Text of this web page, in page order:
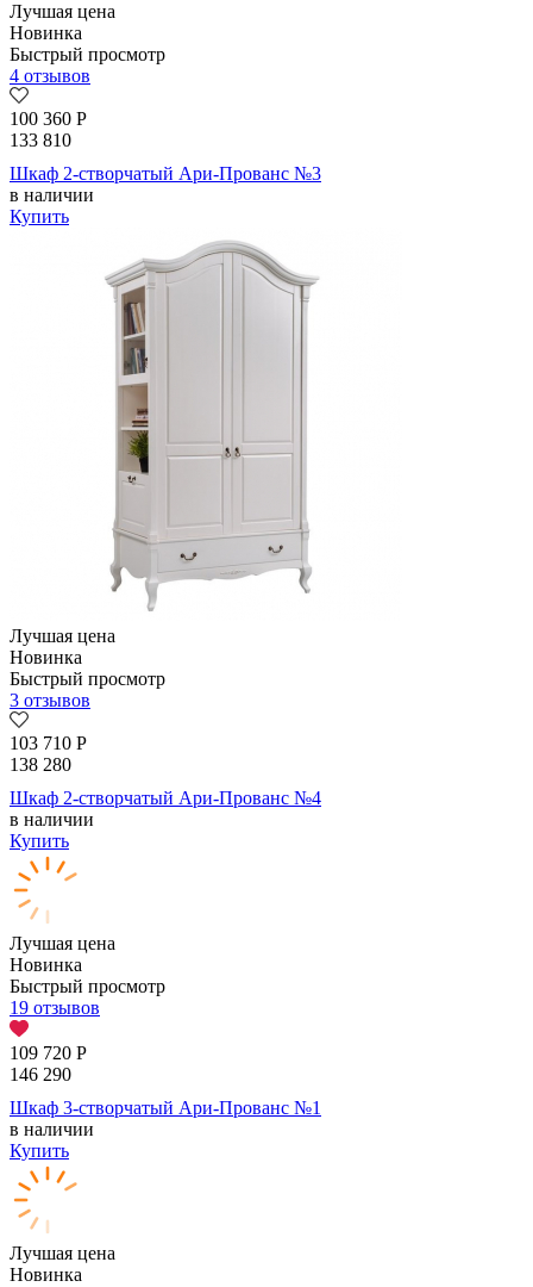
Лучшая цена
Новинка
Быстрый просмотр
4 отзывов
100 360 Р
133 810
Шкаф 2-створчатый Ари-Прованс №3
в наличии
Купить
Лучшая цена
Новинка
Быстрый просмотр
3 отзывов
103 710 Р
138 280
Шкаф 2-створчатый Ари-Прованс №4
в наличии
Купить
Лучшая цена
Новинка
Быстрый просмотр
19 отзывов
109 720 Р
146 290
Шкаф 3-створчатый Ари-Прованс №1
в наличии
Купить
Лучшая цена
Новинка